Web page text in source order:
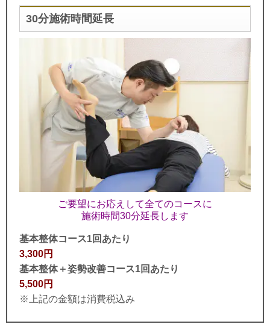
30分施術時間延長
ご要望にお応えして全てのコースに
施術時間30分延長します
基本整体コース1回あたり
3,300円
基本整体＋姿勢改善コース1回あたり
5,500円
※上記の金額は消費税込み